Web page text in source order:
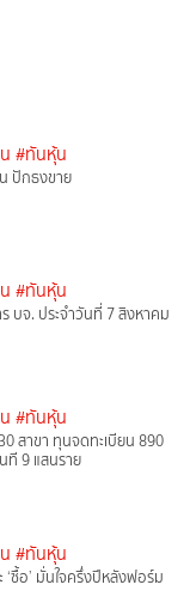
#ทันหุ้น
ปักธงขาย
#ทันหุ้น
บจ. ประจำวันที่ 7 สิงหาคม
#ทันหุ้น
สาขา ทุนจดทะเบียน 890
ที 9 แสนราย
#ทันหุ้น
‘ซื้อ’ มั่นใจครึ่งปีหลังฟอร์ม